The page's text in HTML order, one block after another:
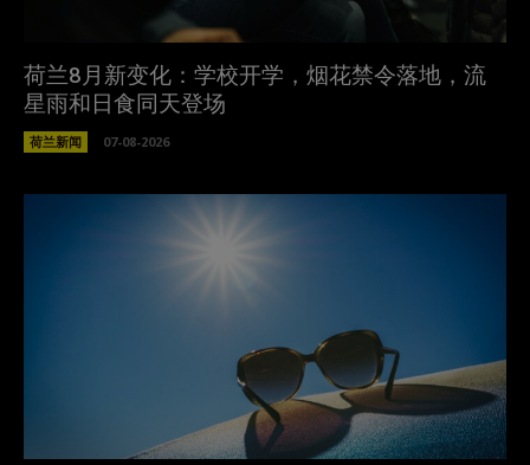
荷兰8月新变化：学校开学，烟花禁令落地，流
星雨和日食同天登场
荷兰新闻 07-08-2026